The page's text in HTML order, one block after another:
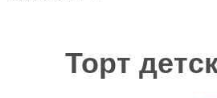
Торт